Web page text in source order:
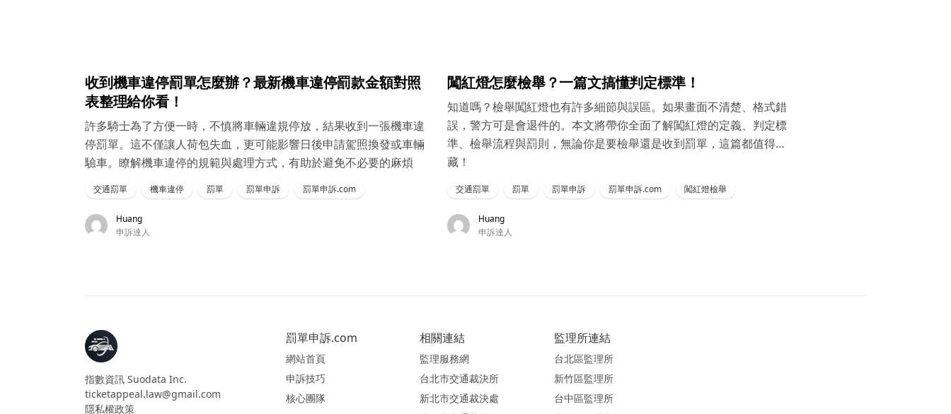
收到機車違停罰單怎麼辦？最新機車違停罰款金額對照
表整理給你看！
許多騎士為了方便一時，不慎將車輛違規停放，結果收到一張機車違
停罰單。這不僅讓人荷包失血，更可能影響日後申請駕照換發或車輛
驗車。瞭解機車違停的規範與處理方式，有助於避免不必要的麻煩
交通罰單 機車違停 罰單 罰單申訴 罰單申訴.com
Huang
申訴達人
闖紅燈怎麼檢舉？一篇文搞懂判定標準！
知道嗎？檢舉闖紅燈也有許多細節與誤區。如果畫面不清楚、格式錯
誤，警方可是會退件的。本文將帶你全面了解闖紅燈的定義、判定標
準、檢舉流程與罰則，無論你是要檢舉還是收到罰單，這篇都值得收
藏！
交通罰單 罰單 罰單申訴 罰單申訴.com 闖紅燈檢舉
Huang
申訴達人
指數資訊 Suodata Inc.
ticketappeal.law@gmail.com
隱私權政策
罰單申訴.com
網站首頁
申訴技巧
核心團隊
相關連結
監理服務網
台北市交通裁決所
新北市交通裁決處
監理所連結
台北區監理所
新竹區監理所
台中區監理所